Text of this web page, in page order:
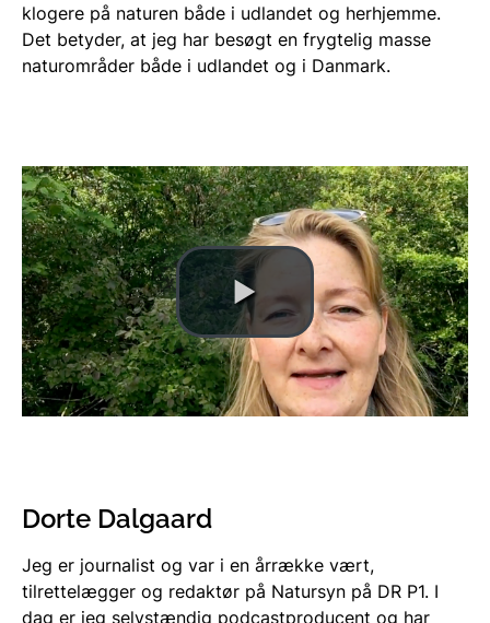
klogere på naturen både i udlandet og herhjemme.
Det betyder, at jeg har besøgt en frygtelig masse
naturområder både i udlandet og i Danmark.
Dorte Dalgaard
Jeg er journalist og var i en årrække vært,
tilrettelægger og redaktør på Natursyn på DR P1. I
dag er jeg selvstændig podcastproducent og har